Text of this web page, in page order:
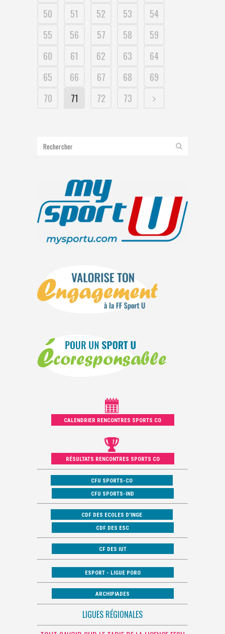
50
51 52 53
54
55
56 57 58
59
60
61 62 63
64
65
66 67 68
69
70
71 72 73
CALENDRIER RENCONTRES SPORTS CO
RÉSULTATS RENCONTRES SPORTS CO
CFU SPORTS-CO
CFU SPORTS-IND
CDF DES ECOLES D’INGE
CDF DES ESC
CF DES IUT
ESPORT - LIGUE PORO
ARCHIPIADES
LIGUES RÉGIONALES